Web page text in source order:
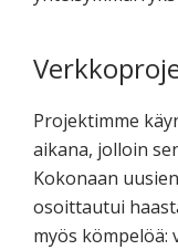
Projektimme
aikana, jolloin
Kokonaan
osoittautui
myös kömpelöä: